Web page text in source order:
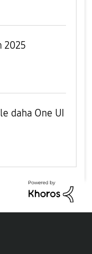
2025
daha One UI